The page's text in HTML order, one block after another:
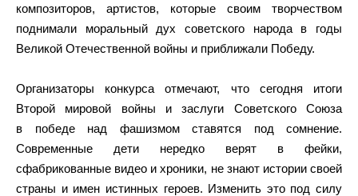
композиторов, артистов, которые своим творчеством
поднимали моральный дух советского народа в годы
Великой Отечественной войны и приближали Победу.
Организаторы конкурса отмечают, что сегодня итоги
Второй мировой войны и заслуги Советского Союза
в победе над фашизмом ставятся под сомнение.
Современные дети нередко верят в фейки,
сфабрикованные видео и хроники, не знают истории своей
страны и имен истинных героев. Изменить это под силу